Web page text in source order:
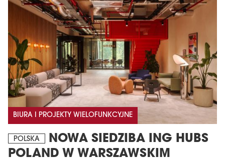
BIURA I PROJEKTY WIELOFUNKCYJNE
POLSKA
NOWA SIEDZIBA ING HUBS
POLAND W WARSZAWSKIM